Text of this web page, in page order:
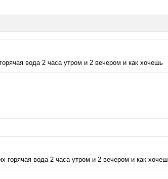
вода 2 часа утром и 2 вечером и как хочешь
вода 2 часа утром и 2 вечером и как